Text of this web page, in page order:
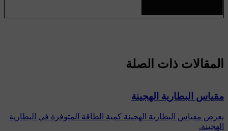
المقالات ذات الصلة
مقياس البطارية الهجينة
يعرض مقياس البطارية الهجينة كمية الطاقة المتوفرة في البطارية
الهجينة.